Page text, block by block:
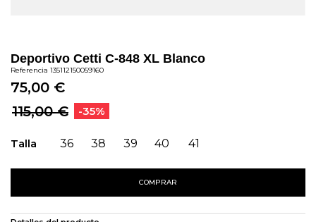
Deportivo Cetti C-848 XL Blanco
Referencia 135112150059160
75,00 €
115,00 €
-35%
Talla 36 38 39 40 41
COMPRAR